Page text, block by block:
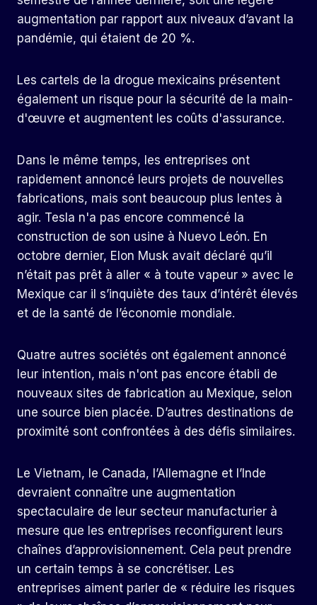
augmentation par rapport aux niveaux d’avant la
pandémie, qui étaient de 20 %.
Les cartels de la drogue mexicains présentent
également un risque pour la sécurité de la main-
d'œuvre et augmentent les coûts d'assurance.
Dans le même temps, les entreprises ont
rapidement annoncé leurs projets de nouvelles
fabrications, mais sont beaucoup plus lentes à
agir. Tesla n'a pas encore commencé la
construction de son usine à Nuevo León. En
octobre dernier, Elon Musk avait déclaré qu’il
n’était pas prêt à aller « à toute vapeur » avec le
Mexique car il s’inquiète des taux d’intérêt élevés
et de la santé de l’économie mondiale.
Quatre autres sociétés ont également annoncé
leur intention, mais n'ont pas encore établi de
nouveaux sites de fabrication au Mexique, selon
une source bien placée. D’autres destinations de
proximité sont confrontées à des défis similaires.
Le Vietnam, le Canada, l’Allemagne et l’Inde
devraient connaître une augmentation
spectaculaire de leur secteur manufacturier à
mesure que les entreprises reconfigurent leurs
chaînes d’approvisionnement. Cela peut prendre
un certain temps à se concrétiser. Les
entreprises aiment parler de « réduire les risques